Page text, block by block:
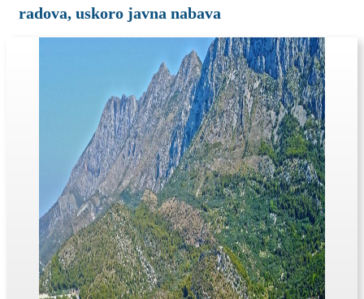
radova, uskoro javna nabava